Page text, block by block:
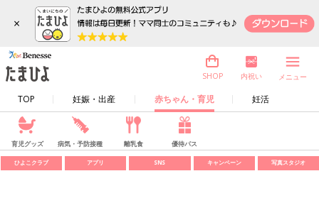
×
TOP 妊娠・出産 赤ちゃん・育児 妊活
SHOP 内祝い メニュー
育児グッズ 病気・予防接種 離乳食 優待パス
ひよこクラブ アプリ SNS キャンペーン 写真スタジオ